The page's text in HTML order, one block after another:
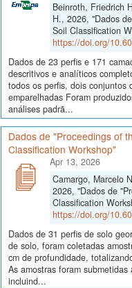
Beinroth, Friedrich
H., 2026, "Dados
Soil Classification
https://doi.org/
Dados de 23 perfis e 171
descritivos e analíticos
todos os perfis, dois conjuntos
emparelhadas Foram
análises padrã...
Dados de "Proceedings of
Classification Workshop"
Apr 13, 2026
Camargo, Marcelo
2026, "Dados de
Classification
https://doi.org/
Dados de 31 perfis de solo
de solo, foram coletadas
cm de profundidade,
As amostras foram
incluind...